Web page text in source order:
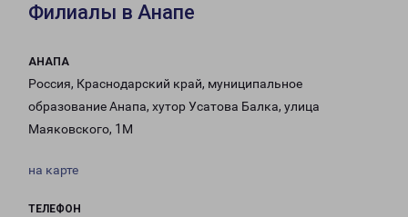
Филиалы в Анапе
АНАПА
Россия, Краснодарский край, муниципальное
образование Анапа, хутор Усатова Балка, улица
Маяковского, 1М
на карте
ТЕЛЕФОН